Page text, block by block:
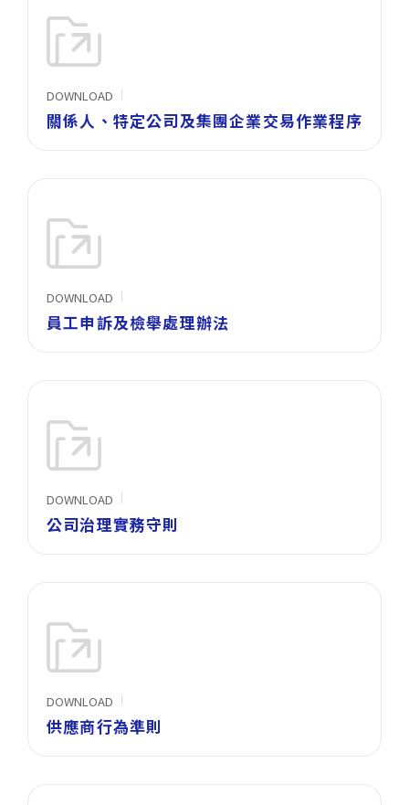
DOWNLOAD
關係人、特定公司及集團企業交易作業程序
DOWNLOAD
員工申訴及檢舉處理辦法
DOWNLOAD
公司治理實務守則
DOWNLOAD
供應商行為準則